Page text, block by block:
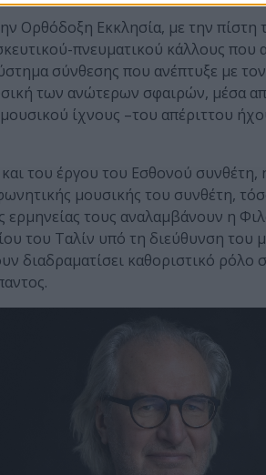
Ορθόδοξη Εκκλησία, με την πίστη
πνευματικού κάλλους
σύνθεσης που ανέπτυξε με
των ανώτερων σφαιρών, μέσα
ίχνους –του απέριττου
του έργου του Εσθονού
μουσικής του συνθέτη,
ερμηνείας τους αναλαμβάνουν η
του Ταλίν υπό τη διεύθυνση του
διαδραματίσει καθοριστικό